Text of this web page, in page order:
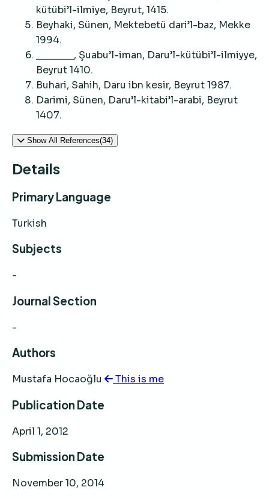
kütübi’l-ilmiye, Beyrut, 1415.
Beyhaki, Sünen, Mektebetü dari’l-baz, Mekke
1994.
_______, Şuabu’l-iman, Daru’l-kütübi’l-ilmiyye,
Beyrut 1410.
Buhari, Sahih, Daru ibn kesir, Beyrut 1987.
Darimi, Sünen, Daru’l-kitabi’l-arabi, Beyrut
1407.
Show All References(34)
Details
Primary Language
Turkish
Subjects
-
Journal Section
-
Authors
Mustafa Hocaoğlu This is me
Publication Date
April 1, 2012
Submission Date
November 10, 2014